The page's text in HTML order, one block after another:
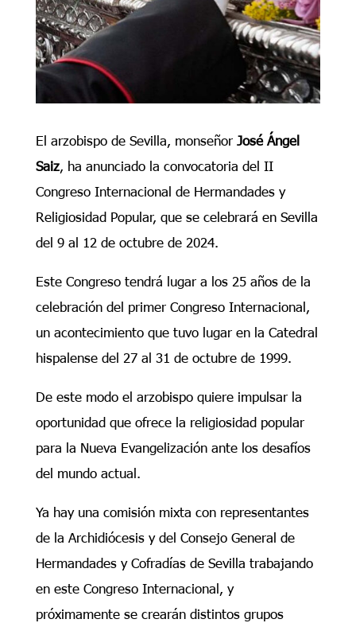
El arzobispo de Sevilla, monseñor José Ángel
Saiz, ha anunciado la convocatoria del II
Congreso Internacional de Hermandades y
Religiosidad Popular, que se celebrará en Sevilla
del 9 al 12 de octubre de 2024.
Este Congreso tendrá lugar a los 25 años de la
celebración del primer Congreso Internacional,
un acontecimiento que tuvo lugar en la Catedral
hispalense del 27 al 31 de octubre de 1999.
De este modo el arzobispo quiere impulsar la
oportunidad que ofrece la religiosidad popular
para la Nueva Evangelización ante los desafíos
del mundo actual.
Ya hay una comisión mixta con representantes
de la Archidiócesis y del Consejo General de
Hermandades y Cofradías de Sevilla trabajando
en este Congreso Internacional, y
próximamente se crearán distintos grupos